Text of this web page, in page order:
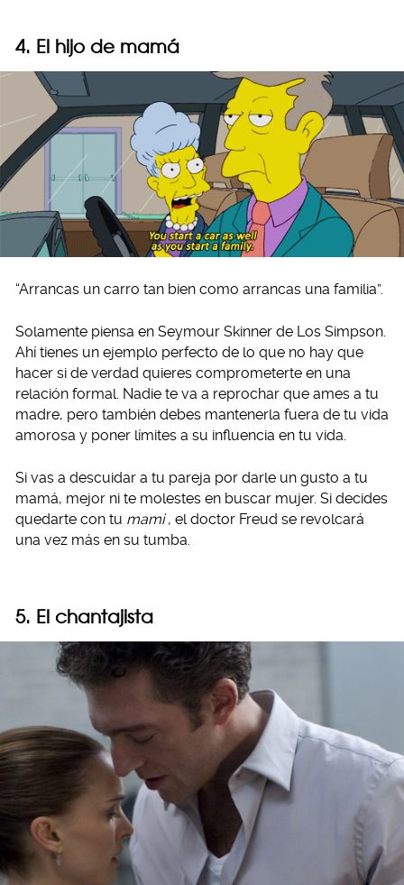
4. El hijo de mamá
“Arrancas un carro tan bien como arrancas una familia”.
Solamente piensa en Seymour Skinner de Los Simpson.
Ahí tienes un ejemplo perfecto de lo que no hay que
hacer si de verdad quieres comprometerte en una
relación formal. Nadie te va a reprochar que ames a tu
madre, pero también debes mantenerla fuera de tu vida
amorosa y poner límites a su influencia en tu vida.
Si vas a descuidar a tu pareja por darle un gusto a tu
mamá, mejor ni te molestes en buscar mujer. Si decides
quedarte con tu mami , el doctor Freud se revolcará
una vez más en su tumba.
5. El chantajista